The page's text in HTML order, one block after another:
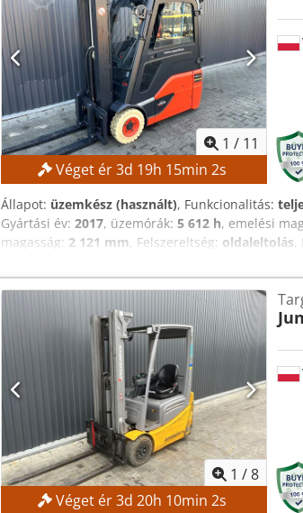
1 / 11
Véget ér3d 19h 15min 1s
Állapot: üzemkész (használt), Funkcionalitás:
Gyártási év: 2017, üzemórák: 5 612 h, emelési
magasság: 2 121 mm, Felszereltség: oldaleltolás,
ajánlatra! TECHNIKAI ADATOK Emelési
magasság: 1500 mm GÉP ADATOK Villáskar
Dodpszrlwiefx Akrsck Akkufeszültség: 48 V
óra FELSZERELTSÉG Fülke Akkumulátor Töltő
1 /8
Véget ér3d 20h 10min 1s